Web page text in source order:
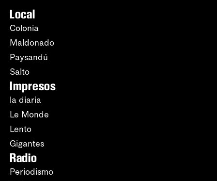
Local
Colonia
Maldonado
Paysandú
Salto
Impresos
la diaria
Le Monde
Lento
Gigantes
Radio
Periodismo